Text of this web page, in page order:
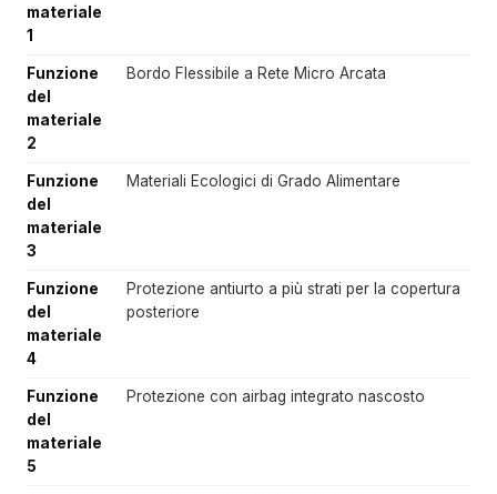
materiale
1
Funzione
del
materiale
2
Bordo Flessibile a Rete Micro Arcata
Funzione
del
materiale
3
Materiali Ecologici di Grado Alimentare
Funzione
del
materiale
4
Protezione antiurto a più strati per la copertura
posteriore
Funzione
del
materiale
5
Protezione con airbag integrato nascosto